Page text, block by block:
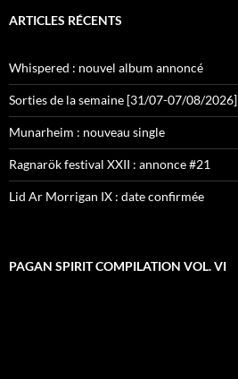
ARTICLES RÉCENTS
Whispered : nouvel album annoncé
Sorties de la semaine [31/07-07/08/2026]
Munarheim : nouveau single
Ragnarök festival XXII : annonce #21
Lid Ar Morrigan IX : date confirmée
PAGAN SPIRIT COMPILATION VOL. VI